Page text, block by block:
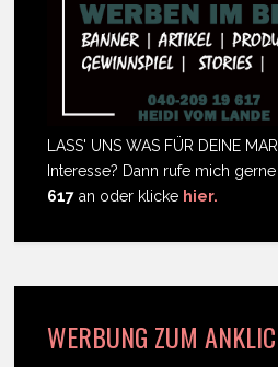
LASS' UNS WAS FÜR DEINE
Interesse? Dann rufe mich
617 an oder klicke hier.
WERBUNG ZUM